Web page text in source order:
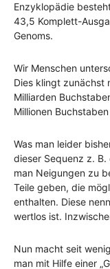
Enzyklopädie
43,5 Komplett-
Genoms.
Wir Menschen
Dies klingt zunächst
Milliarden
Millionen
Was man leider
dieser Sequenz z.
man Neigungen zu
Teile geben, die
enthalten. Diese
wertlos ist.
Nun macht seit
man mit Hilfe einer